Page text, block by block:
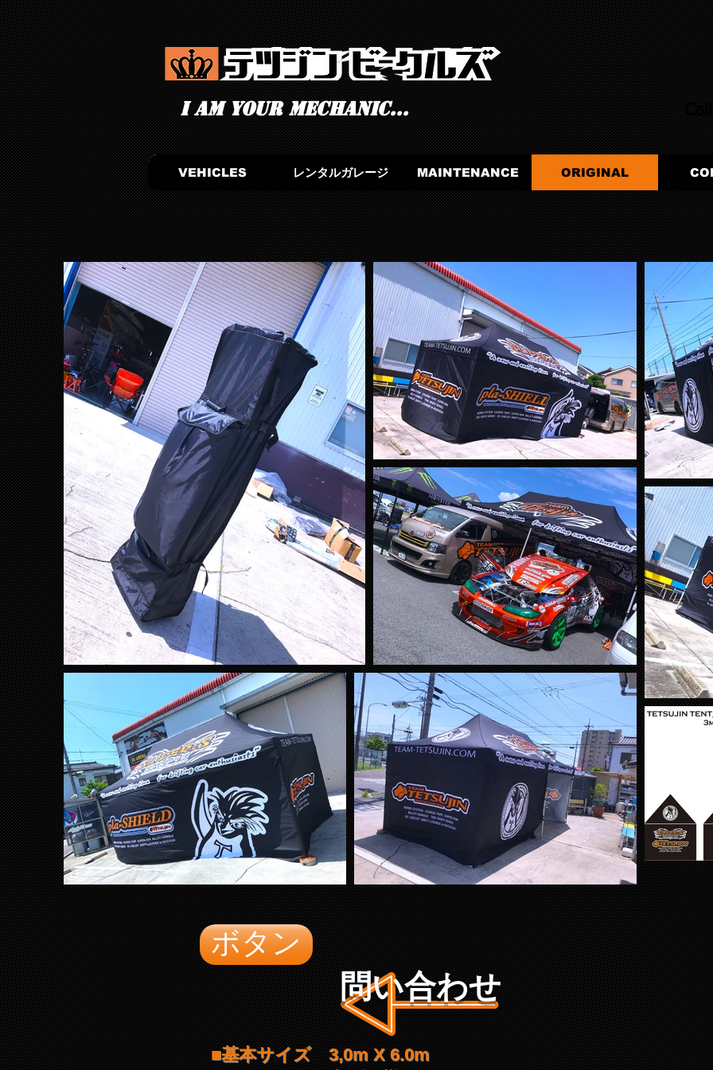
I am your mechanic...
VEHICLES レンタルガレージ MAINTENANCE ORIGINAL
ボタン
​問い合わせ
■基本サイズ 3,0m X 6.0m